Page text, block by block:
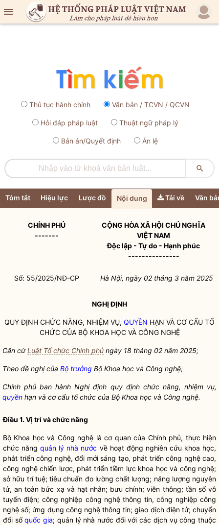

Thủ tục hành chính Văn bản / TCVN / QCVN
Hỏi đáp pháp luật Thuật ngữ pháp lý
Bản án/Quyết định Án lệ

Tóm tắt Hiệu lực Lược đồ Nội dung Tải về Văn
CHÍNH PHỦ
-------
CỘNG HÒA XÃ HỘI CHỦ NGHĨA
VIỆT NAM
Độc lập - Tự do - Hạnh phúc
---------------
Số: 55/2025/NĐ-CP Hà Nội, ngày 02 tháng 3 năm 2025
NGHỊ ĐỊNH
QUY ĐỊNH CHỨC NĂNG, NHIỆM VỤ, QUYỀN HẠN VÀ CƠ CẤU TỔ
CHỨC CỦA BỘ KHOA HỌC VÀ CÔNG NGHỆ
Căn cứLuật Tổ chức Chính phủ ngày 18 tháng 02 năm 2025;
Theo đề nghị của Bộ trưởng Bộ Khoa học và Công nghệ;
Chính phủ ban hành Nghị định quy định chức năng, nhiệm vụ,
quyền hạn và cơ cấu tổ chức của Bộ Khoa học và Công nghệ.
Điều 1. Vị trí và chức năng
Bộ Khoa học và Công nghệ là cơ quan của Chính phủ, thực hiện
chức năngquản lý nhà nước về hoạt động nghiên cứu khoa học,
phát triển công nghệ, đổi mới sáng tạo, phát triển công nghệ cao,
công nghệ chiến lược, phát triển tiềm lực khoa học và công nghệ;
sở hữu trí tuệ; tiêu chuẩn đo lường chất lượng; năng lượng nguyên
tử, an toàn bức xạ và hạt nhân; bưu chính; viễn thông; tần số vô
tuyến điện; công nghiệp công nghệ thông tin, công nghiệp công
nghệ số; ứng dụng công nghệ thông tin; giao dịch điện tử; chuyển
đổi sốquốc gia; quản lý nhà nước đối với các dịch vụ công thuộc